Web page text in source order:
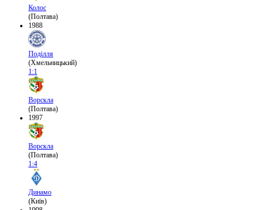
Колос
(Полтава)
1988
Поділля
(Хмельницький)
1:1
Ворскла
(Полтава)
1997
Ворскла
(Полтава)
1:4
Динамо
(Київ)